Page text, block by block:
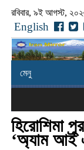
রবিবার, ৯ই আগস্ট, ২০২৬
English
মেনু
হিরোশিমা
‘অ্যাম আই